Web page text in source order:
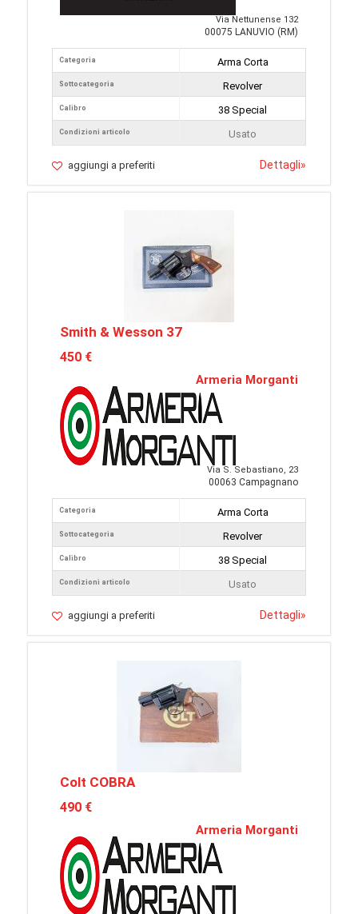
Via Nettunense 132
00075 LANUVIO (RM)
Categoria
Sottocategoria
Calibro
Condizioni articolo
Arma Corta
Revolver
38 Special
Usato
aggiungi a preferiti Dettagli»
Smith & Wesson 37
450 €
Armeria Morganti
Via S. Sebastiano, 23
00063 Campagnano
Categoria
Sottocategoria
Calibro
Condizioni articolo
Arma Corta
Revolver
38 Special
Usato
aggiungi a preferiti Dettagli»
Colt COBRA
490 €
Armeria Morganti